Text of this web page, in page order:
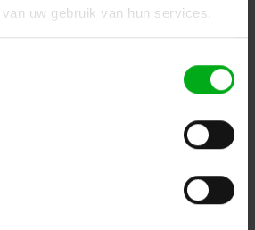
uw gebruik van hun services.
HOT ROX